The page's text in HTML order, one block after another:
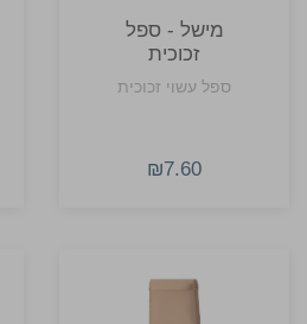
מישל - ספל
זכוכית
ספל עשוי זכוכית
₪7.60